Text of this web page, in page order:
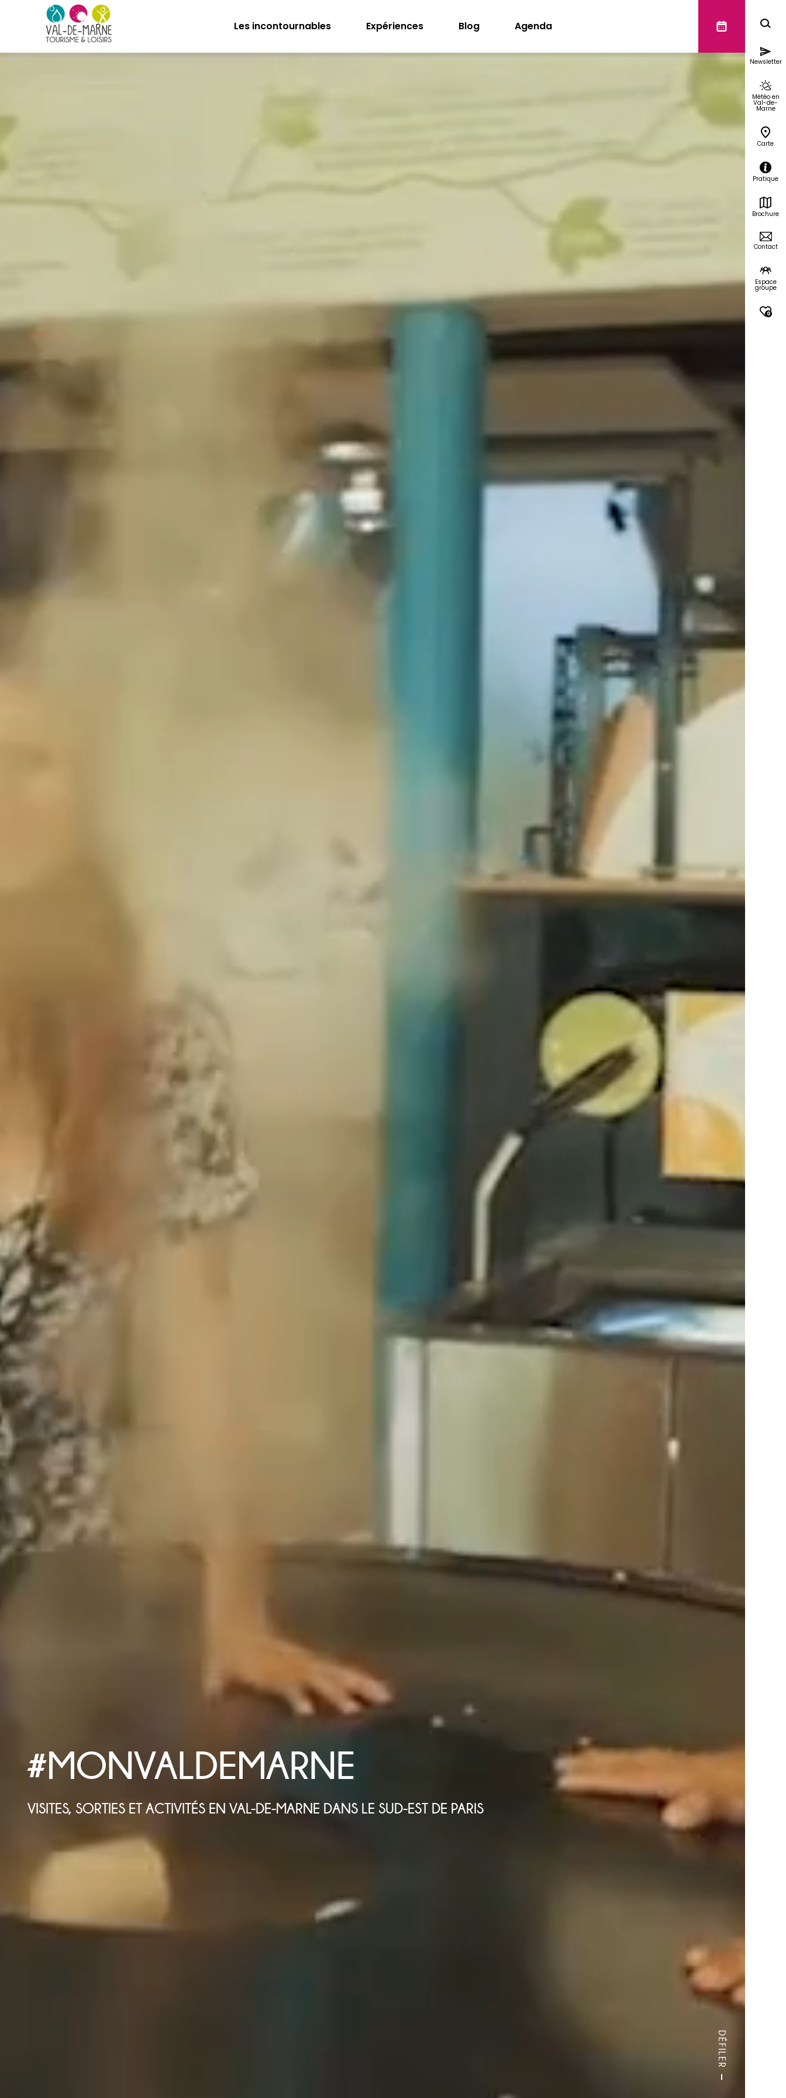
Les incontournables Expériences Blog Agenda
#MONVALDEMARNE
VISITES, SORTIES ET ACTIVITÉS EN VAL-DE-MARNE DANS LE SUD-EST DE PARIS
DÉFILER
Newsletter
Météo en
Val-de-
Marne
Carte
Pratique
Brochure
Contact
Espace
groupe
0